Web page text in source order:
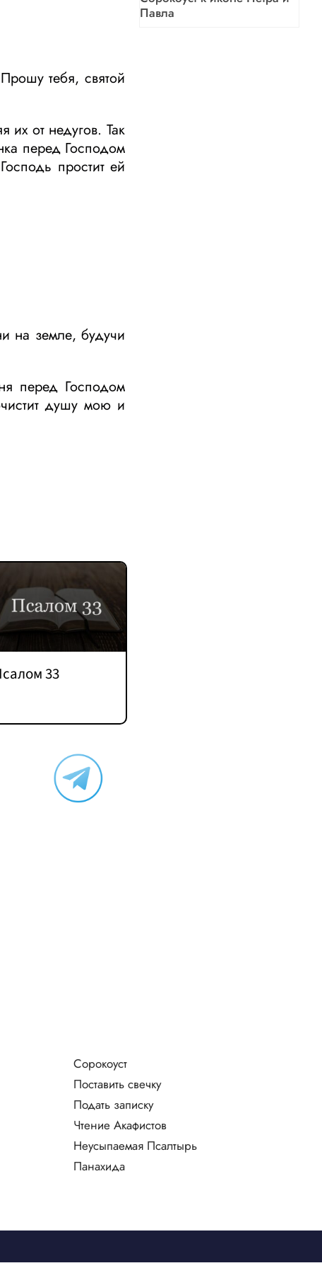
тебя, святой
от недугов. Так
перед Господом
простит ей
на земле, будучи
перед Господом
душу мою и
33
Павла
Сорокоуст
Поставить свечку
Подать записку
Чтение Акафистов
Неусыпаемая Псалтырь
Панахида